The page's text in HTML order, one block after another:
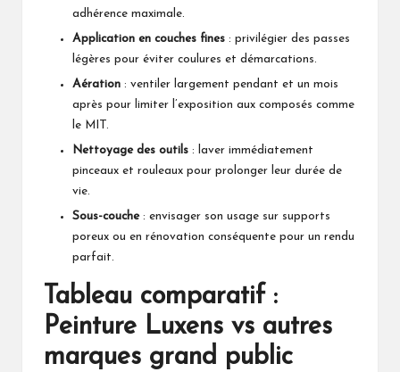
adhérence maximale.
Application en couches fines : privilégier des passes
légères pour éviter coulures et démarcations.
Aération : ventiler largement pendant et un mois
après pour limiter l’exposition aux composés comme
le MIT.
Nettoyage des outils : laver immédiatement
pinceaux et rouleaux pour prolonger leur durée de
vie.
Sous-couche: envisager son usage sur supports
poreux ou en rénovation conséquente pour un rendu
parfait.
Tableau comparatif :
Peinture Luxens vs autres
marques grand public